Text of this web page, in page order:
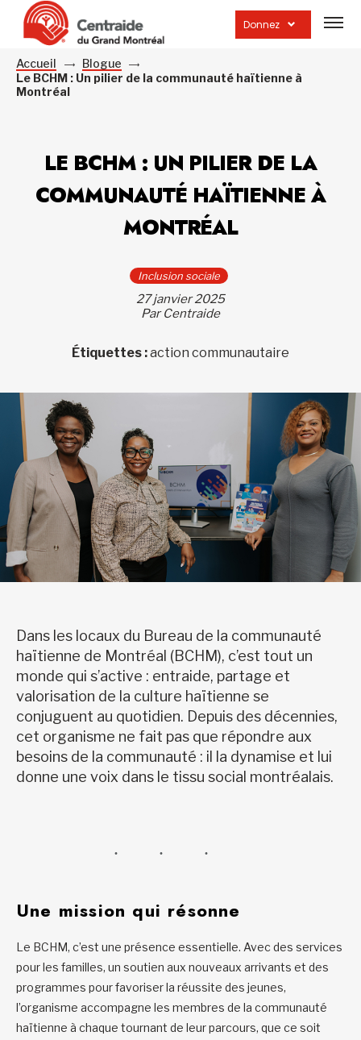
Donnez
la
Accueil
Blogue
Le BCHM : Un pilier de la communauté haïtienne à
Montréal
LE BCHM : UN PILIER DE LA
COMMUNAUTÉ HAÏTIENNE À
MONTRÉAL
Inclusion sociale
27 janvier 2025
Par Centraide
Étiquettes :action communautaire
Dans les locaux du Bureau de la communauté
haïtienne de Montréal (BCHM), c’est tout un
monde qui s’active : entraide, partage et
valorisation de la culture haïtienne se
conjuguent au quotidien. Depuis des décennies,
cet organisme ne fait pas que répondre aux
besoins de la communauté : il la dynamise et lui
donne une voix dans le tissu social montréalais.
Une mission qui résonne
Le BCHM, c’est une présence essentielle. Avec des services
pour les familles, un soutien aux nouveaux arrivants et des
programmes pour favoriser la réussite des jeunes,
l’organisme accompagne les membres de la communauté
haïtienne à chaque tournant de leur parcours, que ce soit